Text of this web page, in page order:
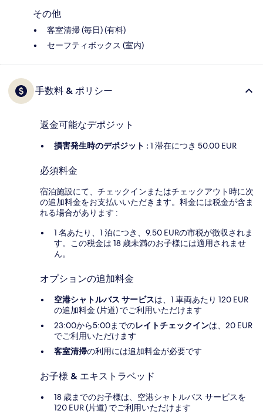
その他
客室清掃 (毎日) (有料)
セーフティボックス (室内)
手数料 & ポリシー
返金可能なデポジット
損害発生時のデポジット : 1 滞在につき 50.00 EUR
必須料金
宿泊施設にて、チェックインまたはチェックアウト時に次
の追加料金をお支払いいただきます。料金には税金が含ま
れる場合があります :
1 名あたり、1 泊につき、9.50 EURの市税が徴収されま
す。この税金は 18 歳未満のお子様には適用されませ
ん。
オプションの追加料金
空港シャトルバス サービスは、1 車両あたり 120 EUR
の追加料金 (片道) でご利用いただけます
23:00から5:00までのレイトチェックインは、20 EUR
でご利用いただけます
客室清掃の利用には追加料金が必要です
お子様 & エキストラベッド
18 歳までのお子様は、空港シャトルバス サービスを
120 EUR (片道) でご利用いただけます